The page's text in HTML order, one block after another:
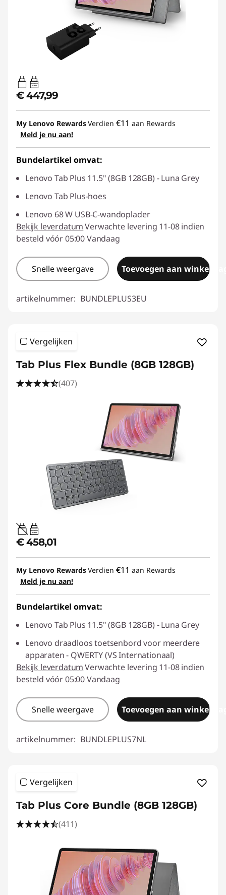
20W-60W
USB PD
€ 447,99
My Lenovo RewardsVerdien €11 aan Rewards
Meld je nu aan!
Bundelartikel omvat:
Lenovo Tab Plus 11.5" (8GB 128GB) - Luna Grey
Lenovo Tab Plus-hoes
Lenovo 68 W USB-C-wandoplader
Bekijk leverdatumVerwachte levering 11-08 indien
besteld vóór 05:00 Vandaag
Snelle weergave Toevoegen aan
artikelnummer: BUNDLEPLUS3EU
Vergelijken
Tab Plus Flex Bundle (8GB 128GB)
(407)
20W-60W
USB PD
€ 458,01
My Lenovo RewardsVerdien €11 aan Rewards
Meld je nu aan!
Bundelartikel omvat:
Lenovo Tab Plus 11.5" (8GB 128GB) - Luna Grey
Lenovo draadloos toetsenbord voor meerdere
apparaten - QWERTY (VS Internationaal)
Bekijk leverdatumVerwachte levering 11-08 indien
besteld vóór 05:00 Vandaag
Snelle weergave Toevoegen aan
artikelnummer: BUNDLEPLUS7NL
Vergelijken
Tab Plus Core Bundle (8GB 128GB)
(411)